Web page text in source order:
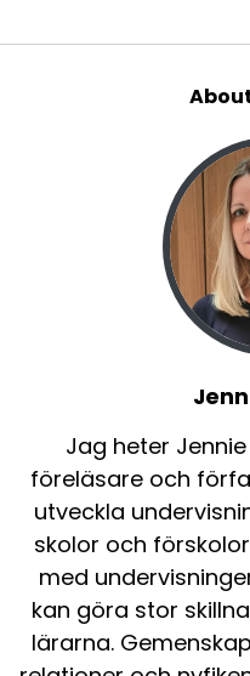
Jag heter
föreläsare och
utveckla
skolor och
med
kan göra stor
lärarna.